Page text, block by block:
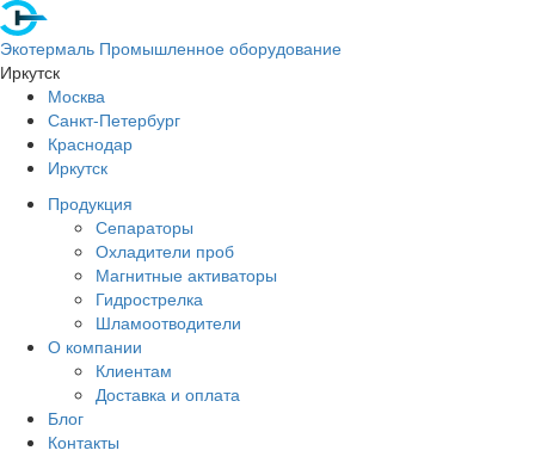
Экотермаль Промышленное оборудование
Иркутск
Москва
Санкт-Петербург
Краснодар
Иркутск
Продукция
Сепараторы
Охладители проб
Магнитные активаторы
Гидрострелка
Шламоотводители
О компании
Клиентам
Доставка и оплата
Блог
Контакты